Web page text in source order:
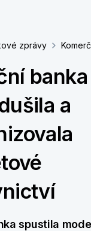
zprávy
banka
a
spustila